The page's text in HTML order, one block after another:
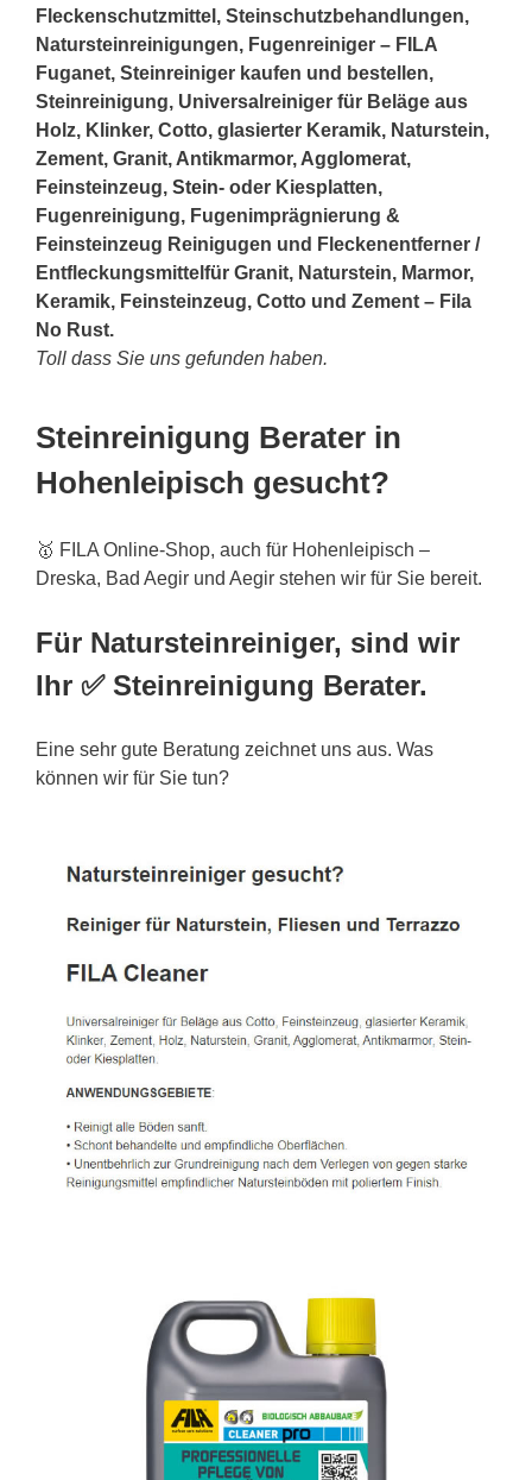
Fleckenschutzmittel, Steinschutzbehandlungen,
Natursteinreinigungen, Fugenreiniger – FILA
Fuganet, Steinreiniger kaufen und bestellen,
Steinreinigung, Universalreiniger für Beläge aus
Holz, Klinker, Cotto, glasierter Keramik, Naturstein,
Zement, Granit, Antikmarmor, Agglomerat,
Feinsteinzeug, Stein- oder Kiesplatten,
Fugenreinigung, Fugenimprägnierung &
Feinsteinzeug Reinigugen und Fleckenentferner /
Entfleckungsmittelfür Granit, Naturstein, Marmor,
Keramik, Feinsteinzeug, Cotto und Zement – Fila
No Rust.
Toll dass Sie uns gefunden haben.
Steinreinigung Berater in
Hohenleipisch gesucht?
🥇 FILA Online-Shop, auch für Hohenleipisch –
Dreska, Bad Aegir und Aegir stehen wir für Sie bereit.
Für Natursteinreiniger, sind wir
Ihr ✅ Steinreinigung Berater.
Eine sehr gute Beratung zeichnet uns aus. Was
können wir für Sie tun?